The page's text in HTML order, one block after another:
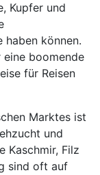
Kupfer und
können.
boomende
für Reisen
Marktes ist
und
Kaschmir, Filz
sind oft auf